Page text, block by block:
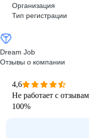
Организация
Тип регистрации
Dream Job
Отзывы о компании
4,6
Не работает с
100%